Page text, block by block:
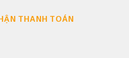
THANH TOÁN